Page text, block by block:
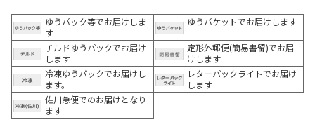
ゆうパック等でお届けしま
す
ゆうパケットでお届けします
チルドゆうパックでお届け
します
定形外郵便(簡易書留)でお届
けします
冷凍ゆうパックでお届けし
ます。
レターパックライトでお届け
します
佐川急便でのお届けとなり
ます